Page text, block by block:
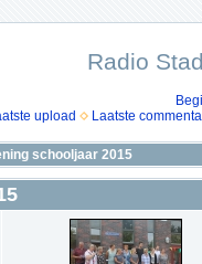
Radio
upload Laatste
schooljaar 2015